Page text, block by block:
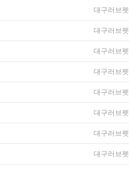
대구러브펫
대구러브펫
대구러브펫
대구러브펫
대구러브펫
대구러브펫
대구러브펫
대구러브펫